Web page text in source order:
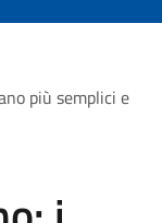
più semplici e